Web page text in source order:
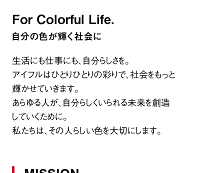
For Colorful Life.
自分の色が輝く社会に
生活にも仕事にも、自分らしさを。
アイフルはひとりひとりの彩りで、社会をもっと
輝かせていきます。
あらゆる人が、自分らしくいられる未来を創造
していくために。
私たちは、その人らしい色を大切にします。